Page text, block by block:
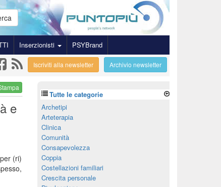
Inserzionisti PSYBrand
Archivio newsletter
Iscriviti alla newsletter
e
(ri)
Tutte le categorie
Archetipi
Arteterapia
Clinica
Comunità
Consapevolezza
Coppia
Costellazioni familiari
Crescita personale